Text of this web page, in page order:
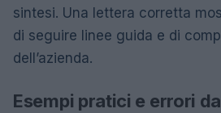
sintesi. Una lettera corretta
di seguire linee guida e di
dell’azienda.
Esempi pratici e errori